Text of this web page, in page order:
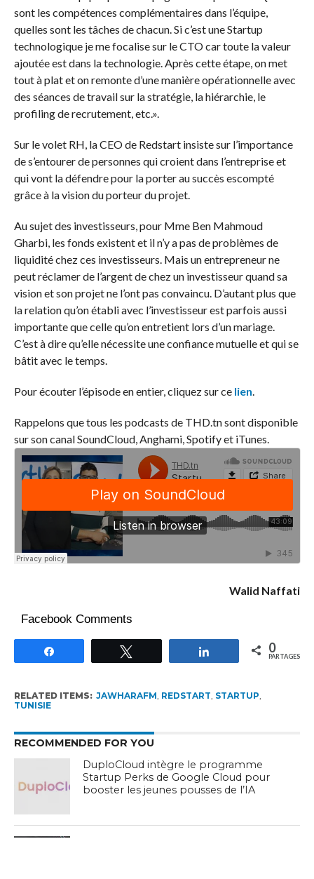
sont les compétences complémentaires dans l’équipe,
quelles sont les tâches de chacun. Si c’est une Startup
technologique je me focalise sur le CTO car toute la valeur
ajoutée est dans la technologie. Après cette étape, on met
tout à plat et on remonte d’une manière opérationnelle avec
des séances de travail sur la stratégie, la hiérarchie, le
profiling de recrutement, etc.».
Sur le volet RH, la CEO de Redstart insiste sur l’importance
de s’entourer de personnes qui croient dans l’entreprise et
qui vont la défendre pour la porter au succès escompté
grâce à la vision du porteur du projet.
Au sujet des investisseurs, pour Mme Ben Mahmoud
Gharbi, les fonds existent et il n’y a pas de problèmes de
liquidité chez ces investisseurs. Mais un entrepreneur ne
peut réclamer de l’argent de chez un investisseur quand sa
vision et son projet ne l’ont pas convaincu. D’autant plus que
la relation qu’on établi avec l’investisseur est parfois aussi
importante que celle qu’on entretient lors d’un mariage.
C’est à dire qu’elle nécessite une confiance mutuelle et qui se
bâtit avec le temps.
Pour écouter l’épisode en entier, cliquez sur ce lien.
Rappelons que tous les podcasts de THD.tn sont disponible
sur son canal SoundCloud, Anghami, Spotify et iTunes.
Walid Naffati
Facebook Comments
Partagez 0
PARTAGES
RELATED ITEMS: JAWHARAFM, REDSTART, STARTUP,
TUNISIE
RECOMMENDED FOR YOU
DuploCloud intègre le programme
Startup Perks de Google Cloud pour
booster les jeunes pousses de l’IA